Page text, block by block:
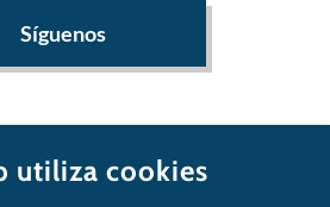
Síguenos
reservados.
utiliza cookies